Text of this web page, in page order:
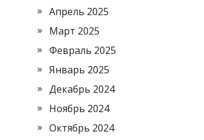
Апрель 2025
Март 2025
Февраль 2025
Январь 2025
Декабрь 2024
Ноябрь 2024
Октябрь 2024